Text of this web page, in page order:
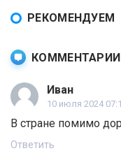
РЕКОМЕНДУЕМ
КОММЕНТАРИИ
Иван
10 июля 2024
В стране помимо
Ответить